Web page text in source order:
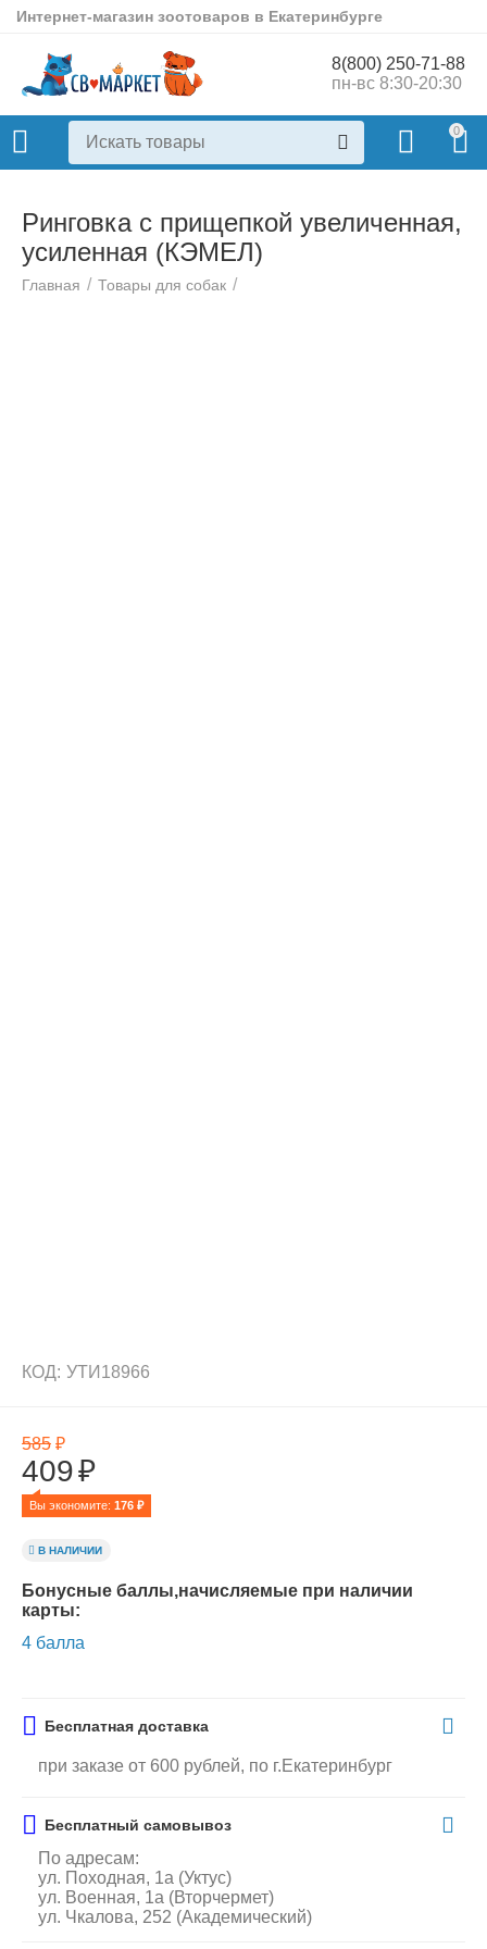
Интернет-магазин зоотоваров в Екатеринбурге
8(800) 250-71-88
пн-вс 8:30-20:30
0
Ринговка с прищепкой увеличенная,
усиленная (КЭМЕЛ)
Главная / Товары для собак /
КОД: УТИ18966
585 ₽
409₽
Вы экономите: 176 ₽
В НАЛИЧИИ
Бонусные баллы,начисляемые при наличии
карты:
4 балла
Бесплатная доставка
при заказе от 600 рублей, по г.Екатеринбург
Бесплатный самовывоз
По адресам:
ул. Походная, 1а (Уктус)
ул. Военная, 1а (Вторчермет)
ул. Чкалова, 252 (Академический)